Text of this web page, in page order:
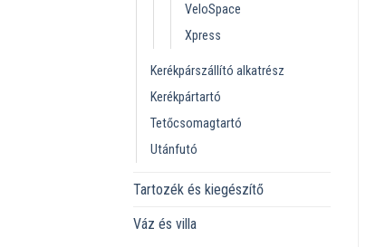
VeloSpace
Xpress
Kerékpárszállító alkatrész
Kerékpártartó
Tetőcsomagtartó
Utánfutó
Tartozék és kiegészítő
Váz és villa